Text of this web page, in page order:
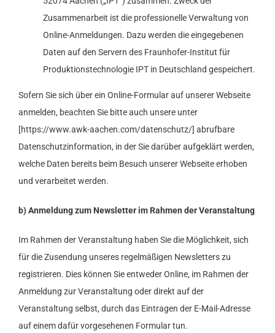
Zusammenarbeit ist die professionelle Verwaltung von
Online-Anmeldungen. Dazu werden die eingegebenen
Daten auf den Servern des Fraunhofer-Institut für
Produktionstechnologie IPT in Deutschland gespeichert.
Sofern Sie sich über ein Online-Formular auf unserer Webseite
anmelden, beachten Sie bitte auch unsere unter
[https://www.awk-aachen.com/datenschutz/] abrufbare
Datenschutzinformation, in der Sie darüber aufgeklärt werden,
welche Daten bereits beim Besuch unserer Webseite erhoben
und verarbeitet werden.
b) Anmeldung zum Newsletter im Rahmen der Veranstaltung
Im Rahmen der Veranstaltung haben Sie die Möglichkeit, sich
für die Zusendung unseres regelmäßigen Newsletters zu
registrieren. Dies können Sie entweder Online, im Rahmen der
Anmeldung zur Veranstaltung oder direkt auf der
Veranstaltung selbst, durch das Eintragen der E-Mail-Adresse
auf einem dafür vorgesehenen Formular tun.